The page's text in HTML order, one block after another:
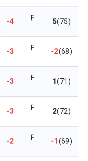
-4 F 5(75)
-3 F -2(68)
-3 F 1(71)
-3 F 2(72)
-2 F -1(69)